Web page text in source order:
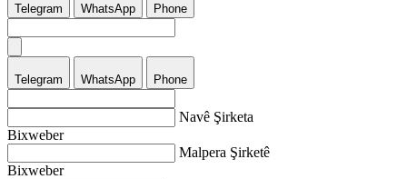
Telegram WhatsApp Phone
Telegram WhatsApp Phone
Navê Şirketa
Bixweber
Malpera Şirketê
Bixweber